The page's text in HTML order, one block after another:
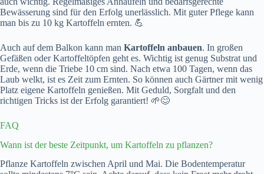
Bewässerung sind für den Erfolg unerlässlich. Mit guter Pflege kann
man bis zu 10 kg Kartoffeln ernten. 💪
Auch auf dem Balkon kann man Kartoffeln anbauen. In großen
Gefäßen oder Kartoffeltöpfen geht es. Wichtig ist genug Substrat und
Erde, wenn die Triebe 10 cm sind. Nach etwa 100 Tagen, wenn das
Laub welkt, ist es Zeit zum Ernten. So können auch Gärtner mit wenig
Platz eigene Kartoffeln genießen. Mit Geduld, Sorgfalt und den
richtigen Tricks ist der Erfolg garantiert! 🌱😊
FAQ
Wann ist der beste Zeitpunkt, um Kartoffeln zu pflanzen?
Pflanze Kartoffeln zwischen April und Mai. Die Bodentemperatur